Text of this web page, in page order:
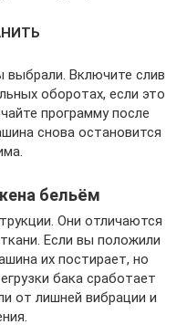
выбрали. Включите слив
оборотах, если это
программу после
снова остановится
бельём
Они отличаются
Если вы положили
их постирает, но
бака сработает
от лишней вибрации и